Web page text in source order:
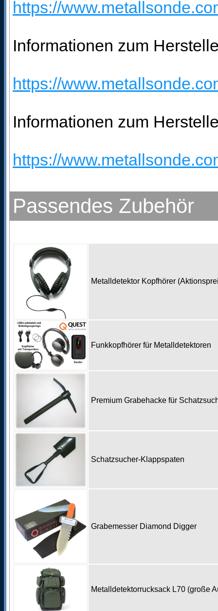
https://
Informationen zum
https://
Informationen zum
https://
Passendes Zubehör
Metalldetektor Kopfhörer
Funkkopfhörer für Metalldetektoren
Premium Grabehacke für
Schatzsucher-Klappspaten
Grabemesser Diamond Digger
Metalldetektorrucksack L70 (große